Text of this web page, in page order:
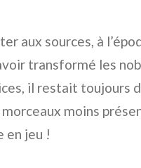
aux sources, à
transformé les
il restait toujours
moins
en jeu !